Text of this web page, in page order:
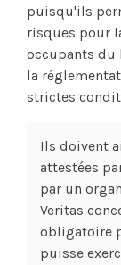
puisqu'ils
risques pour
occupants du
la
strictes
Ils doivent
attestées
par un
Veritas
obligatoire
puisse